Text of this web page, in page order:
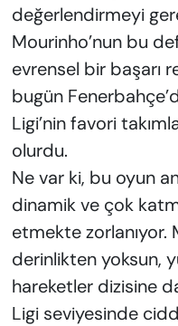
değerlendirmeyi
Mourinho’nun bu
evrensel bir başarı
bugün
Ligi’nin favori
olurdu.
Ne var ki, bu oyun
dinamik ve çok
etmekte zorlanıyor.
derinlikten yoksun,
hareketler dizisine
Ligi seviyesinde